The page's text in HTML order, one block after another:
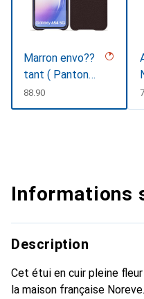
Marron envo??
tant ( Pantone
#4e3629 )
CHF
88.90
Informations
Description
Cet étui en cuir pleine
la maison française